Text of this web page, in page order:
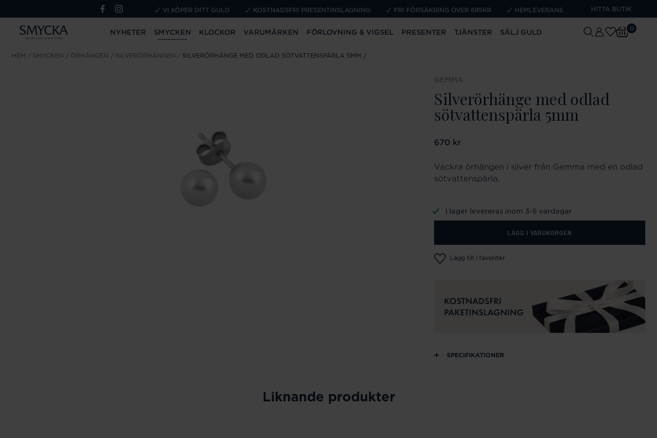
VI KÖPER DITT GULD KOSTNADSFRI PRESENTINSLAGNING FRI FÖRSÄKRING ÖVER 695KR HEMLEVERANS HITTA BUTIK
NYHETER SMYCKEN KLOCKOR VARUMÄRKEN FÖRLOVNING & VIGSEL PRESENTER TJÄNSTER SÄLJ GULD 0
HEM SMYCKEN ÖRHÄNGEN SILVERÖRHÄNGEN SILVERÖRHÄNGE MED ODLAD SÖTVATTENSPÄRLA 5MM
GEMMA
Silverörhänge med odlad
sötvattenspärla 5mm
Pris:670 kr
670 kr
Vackra örhängen i silver från Gemma med en odlad
sötvattenspärla.
I lager levereras inom 3-5 vardagar
LÄGG I VARUKORGEN
Lägg till i favoriter
SPECIFIKATIONER
Liknande produkter